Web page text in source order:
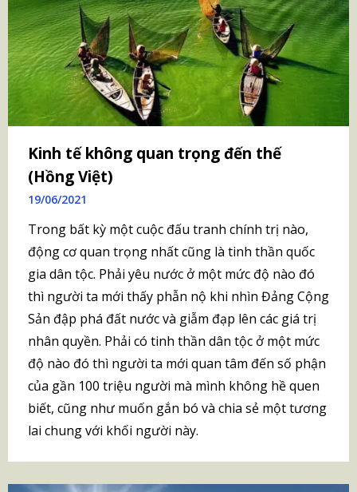
Kinh tế không quan trọng đến thế
(Hồng Việt)
19/06/2021
Trong bất kỳ một cuộc đấu tranh chính trị nào,
động cơ quan trọng nhất cũng là tinh thần quốc
gia dân tộc. Phải yêu nước ở một mức độ nào đó
thì người ta mới thấy phẫn nộ khi nhìn Đảng Cộng
Sản đập phá đất nước và giẫm đạp lên các giá trị
nhân quyền. Phải có tinh thần dân tộc ở một mức
độ nào đó thì người ta mới quan tâm đến số phận
của gần 100 triệu người mà mình không hề quen
biết, cũng như muốn gắn bó và chia sẻ một tương
lai chung với khối người này.